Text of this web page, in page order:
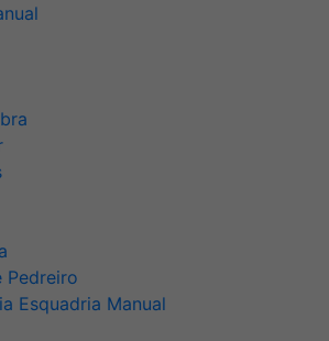
Pedreiro
Esquadria Manual